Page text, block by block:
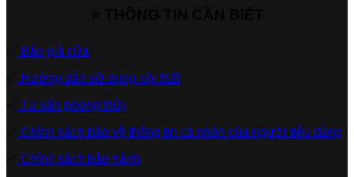
Báo giá cửa
Hướng dẫn sử dụng nội thất
Tư vấn phong thủy
Chính sách bảo vệ thông tin cá nhân của người tiêu dùng
Chính sách bảo hành